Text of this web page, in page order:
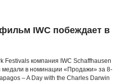
IWC побеждает в
Festivals компания IWC Schaffhausen
медали в номинации «Продажи» за 8-
– A Day with the Charles Darwin